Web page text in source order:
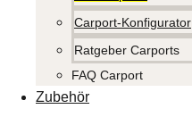
Carport-Konfigurator
Ratgeber Carports
FAQ Carport
Zubehör